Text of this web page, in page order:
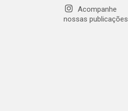
Acompanhe
nossas publicações